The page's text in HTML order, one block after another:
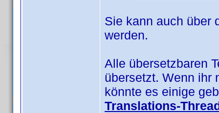
Sie kann auch über
werden.
Alle übersetzbaren
übersetzt. Wenn ihr
könnte es einige
Translations-